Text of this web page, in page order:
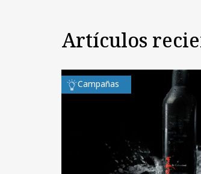
Artículos
Campañas